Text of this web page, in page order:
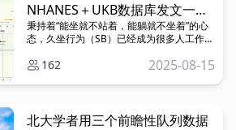
NHANES＋UKB数据库发文一区
top
秉持着“能坐就不站着，能躺就不坐着”的心
态，久坐行为（SB）已经成为很多人工作和
162 2025-08-15
北大学者用三个前瞻性队列数据